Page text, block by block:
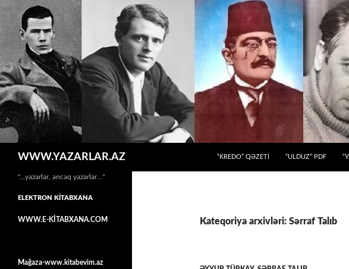
WWW.YAZARLAR.AZ
“KREDO” QƏZETİ
“ULDUZ” PDF
Kateqoriya arxivləri: Sərraf Talıb
"…yazarlar, ancaq yazarlar…"
ELEKTRON KİTABXANA
WWW.E-KİTABXANA.COM
Mağaza-www.kitabevim.az